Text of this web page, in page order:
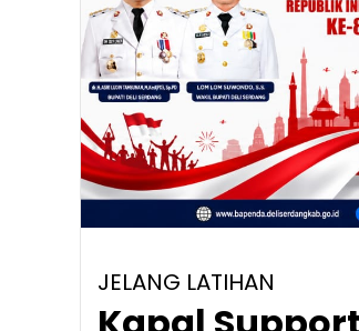
JELANG LATIHAN